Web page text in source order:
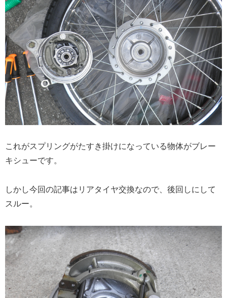
これがスプリングがたすき掛けになっている物体がブレー
キシューです。
しかし今回の記事はリアタイヤ交換なので、後回しにして
スルー。